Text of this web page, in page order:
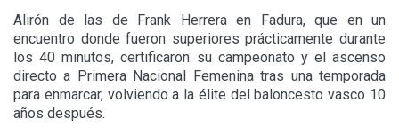
Alirón de las de Frank Herrera en Fadura, que en un
encuentro donde fueron superiores prácticamente durante
los 40 minutos, certificaron su campeonato y el ascenso
directo a Primera Nacional Femenina tras una temporada
para enmarcar, volviendo a la élite del baloncesto vasco 10
años después.